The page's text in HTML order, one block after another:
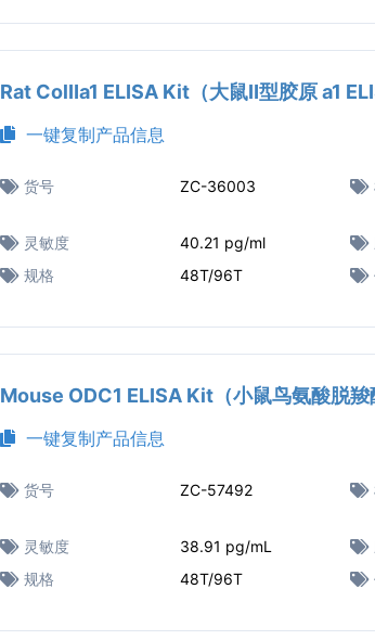
Rat ColⅡa1 ELISA Kit（大鼠Ⅱ型胶原 a1
一键复制产品信息
货号 ZC-36003
灵敏度
40.21 pg/ml
规格
48T/96T
Mouse ODC1 ELISA Kit（小鼠鸟氨酸脱羧
一键复制产品信息
货号 ZC-57492
灵敏度
38.91 pg/mL
规格
48T/96T